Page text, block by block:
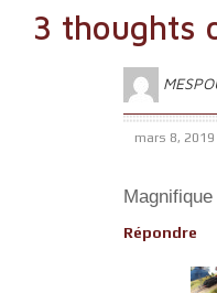
l’article
3 thoughts
mars 8, 2019
Répondre